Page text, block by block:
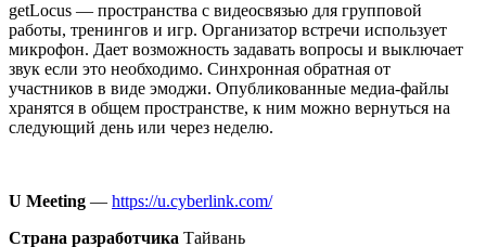
getLocus — пространства с видеосвязью для групповой
работы, тренингов и игр. Организатор встречи использует
микрофон. Дает возможность задавать вопросы и выключает
звук если это необходимо. Синхронная обратная от
участников в виде эмоджи. Опубликованные медиа-файлы
хранятся в общем пространстве, к ним можно вернуться на
следующий день или через неделю.
U Meeting — https://u.cyberlink.com/
Страна разработчика Тайвань